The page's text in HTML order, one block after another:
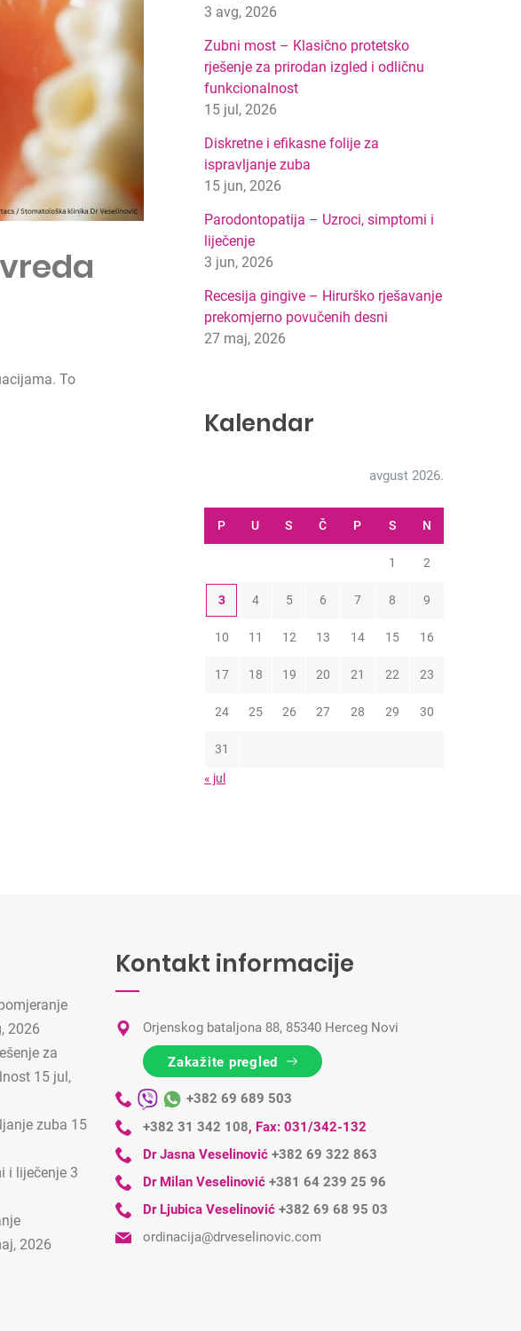
To
3 avg, 2026
Zubni most – Klasično protetsko
rješenje za prirodan izgled i odličnu
funkcionalnost
15 jul, 2026
Diskretne i efikasne folije za
ispravljanje zuba
15 jun, 2026
Parodontopatija – Uzroci, simptomi i
liječenje
3 jun, 2026
Recesija gingive – Hirurško rješavanje
prekomjerno povučenih desni
27 maj, 2026
Kalendar
avgust 2026.
P U S Č P S N
1 2
3 4 5 6 7 8 9
10 11 12 13 14 15 16
17 18 19 20 21 22 23
24 25 26 27 28 29 30
31
« jul
2026
za
15 jul,
zuba 15
i liječenje 3
2026
Kontakt informacije
Orjenskog bataljona 88, 85340 Herceg Novi
Zakažite pregled
+382 69 689 503
+382 31 342 108, Fax: 031/342-132
Dr Jasna Veselinović +382 69 322 863
Dr Milan Veselinović +381 64 239 25 96
Dr Ljubica Veselinović +382 69 68 95 03
ordinacija@drveselinovic.com